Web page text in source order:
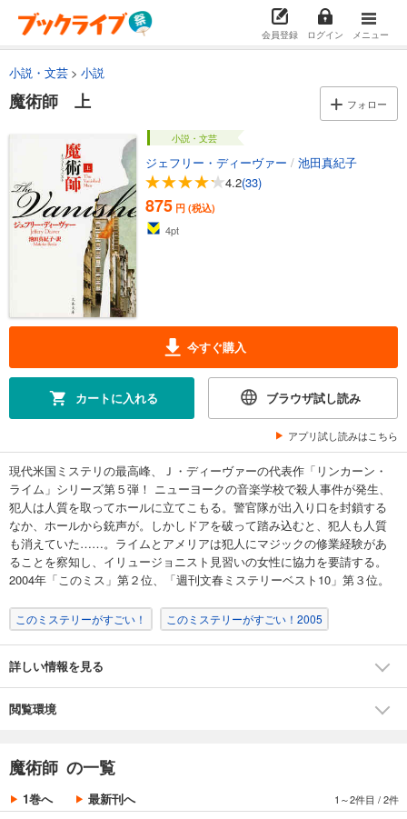
会員登録 ログイン メニュー
小説・文芸 小説
魔術師 上 フォロー
小説・文芸
ジェフリー・ディーヴァー / 池田真紀子
4.2(33)
875 円 (税込)
4pt
今すぐ購入
カートに入れる ブラウザ試し読み
アプリ試し読みはこちら
現代米国ミステリの最高峰、Ｊ・ディーヴァーの代表作「リンカーン・
ライム」シリーズ第５弾！ ニューヨークの音楽学校で殺人事件が発生、
犯人は人質を取ってホールに立てこもる。警官隊が出入り口を封鎖する
なか、ホールから銃声が。しかしドアを破って踏み込むと、犯人も人質
も消えていた……。ライムとアメリアは犯人にマジックの修業経験があ
ることを察知し、イリュージョニスト見習いの女性に協力を要請する。
2004年「このミス」第２位、「週刊文春ミステリーベスト10」第３位。
このミステリーがすごい！ このミステリーがすごい！2005
詳しい情報を見る
閲覧環境
魔術師 の一覧
1巻へ 最新刊へ 1～2件目 /2件